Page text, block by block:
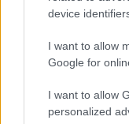
device
I want to allow
Google for
I want to allow
personalized
Αναγνωστόπουλος